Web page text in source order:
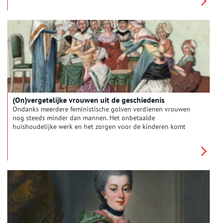
steeds vaker naar wordt geluisterd. Dat blijkt uit het aantal
vrouwen in de klassieke Top 400: nog nooit stonden er zoveel
vrouwen in als nu. De vrouw die het vaakst in de top 400
staat, mag voor niemand een onbekende blijven. Dat is
Henriëtte Bosmans (1895-1952).
(On)vergetelijke vrouwen uit de geschiedenis
Ondanks meerdere feministische golven verdienen vrouwen
nog steeds minder dan mannen. Het onbetaalde
huishoudelijke werk en het zorgen voor de kinderen komt
stempel gedrukt op de maatschappij. Tijd om de balans op te
maken en een aantal van deze onvergetelijke vrouwen voor
het voetlicht te brengen.